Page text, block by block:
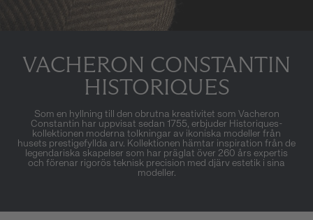
VACHERON CONSTANTIN
HISTORIQUES
Som en hyllning till den obrutna kreativitet som Vacheron
Constantin har uppvisat sedan 1755, erbjuder Historiques-
kollektionen moderna tolkningar av ikoniska modeller från
husets prestigefyllda arv. Kollektionen hämtar inspiration från de
legendariska skapelser som har präglat över 260 års expertis
och förenar rigorös teknisk precision med djärv estetik i sina
modeller.